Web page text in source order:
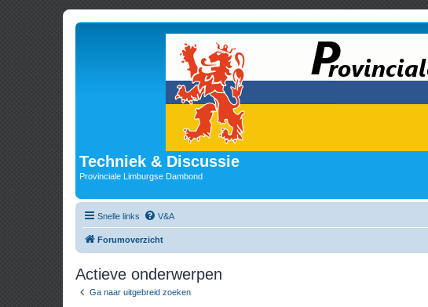
Techniek & Discussie
Provinciale Limburgse Dambond
Snelle links V&A
Forumoverzicht
Actieve onderwerpen
Ga naar uitgebreid zoeken